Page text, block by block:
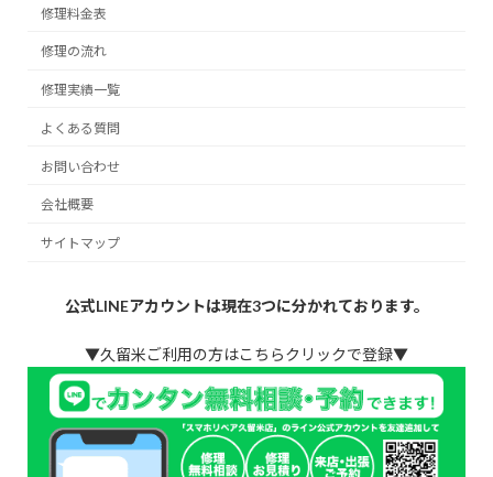
修理料金表
修理の流れ
修理実績一覧
よくある質問
お問い合わせ
会社概要
サイトマップ
公式LINEアカウントは現在3つに分かれております。
▼久留米ご利用の方はこちらクリックで登録▼